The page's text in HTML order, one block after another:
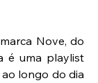
Nove, do
é uma playlist
longo do dia